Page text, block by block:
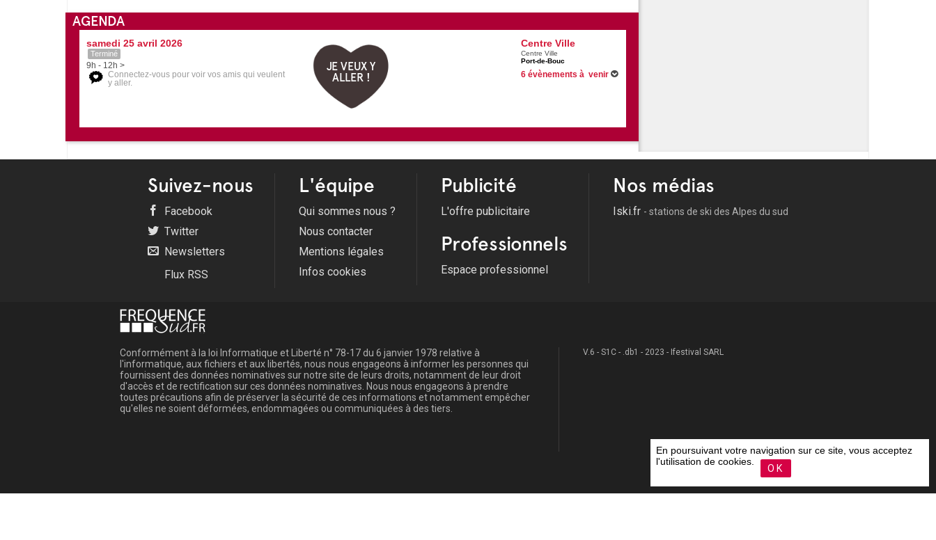
AGENDA
samedi 25 avril 2026
Terminé
9h - 12h >
Connectez-vous pour voir vos amis qui veulent
y aller.
JE VEUX Y
ALLER !
Centre Ville
Centre Ville
Port-de-Bouc
6 évènements à venir
Suivez-nous
Facebook
Twitter
Newsletters
Flux RSS
L'équipe
Qui sommes nous ?
Nous contacter
Mentions légales
Infos cookies
Publicité
L'offre publicitaire
Professionnels
Espace professionnel
Nos médias
Iski.fr - stations de ski des Alpes du sud
Conformément à la loi Informatique et Liberté n° 78-17 du 6 janvier 1978 relative à
l'informatique, aux fichiers et aux libertés, nous nous engageons à informer les personnes qui
fournissent des données nominatives sur notre site de leurs droits, notamment de leur droit
d'accès et de rectification sur ces données nominatives. Nous nous engageons à prendre
toutes précautions afin de préserver la sécurité de ces informations et notamment empêcher
qu'elles ne soient déformées, endommagées ou communiquées à des tiers.
V.6 - S1C - .db1 - 2023 - Ifestival SARL
En poursuivant votre navigation sur ce site, vous acceptez
l'utilisation de cookies.
OK